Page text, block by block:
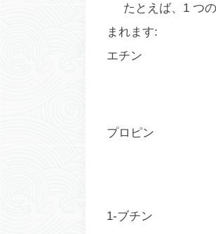
たとえば、1 つ
まれます:
エチン
プロピン
1-ブチン